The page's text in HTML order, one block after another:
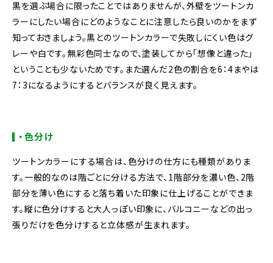
黒を選ぶ場合に限ったことではありませんが、外壁をツートンカ
ラーにしたい場合にどのようなことに注意したら良いのかをまず
知っておきましょう。黒とのツートンカラーで失敗しにくい色はグ
レーや白です。無彩色同士なので、塗装してから「想像と違った」
ということも少ないためです。また選んだ2色の割合を6：4まやは
7：3になるようにするとバランスが良く見えます。
・色分け
ツートンカラーにする場合は、色分けの仕方にも種類がありま
す。一般的なのは階ごとに分ける方法で、1階部分を濃い色、2階
部分を薄い色にすると落ち着いた印象に仕上げることができま
す。縦に色分けすると大人っぽい印象に、バルコニーなどの出っ
張りだけを色分けすると立体感が生まれます。